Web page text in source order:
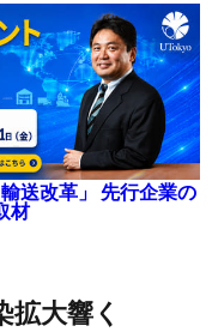
送改革」 先行企業の
材
拡大響く